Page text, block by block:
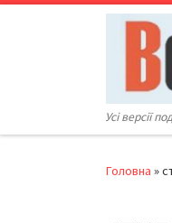
Перейти до вмісту
Усі версії
Головна »